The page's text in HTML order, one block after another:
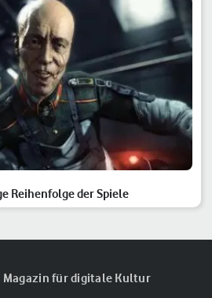
Reihenfolge der Spiele
Magazin für digitale Kultur